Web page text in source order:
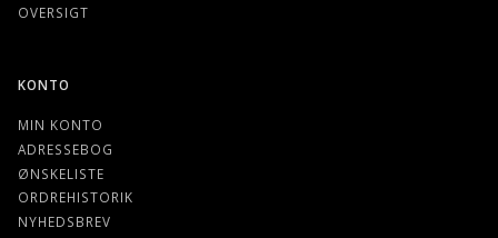
OVERSIGT
KONTO
MIN KONTO
ADRESSEBOG
ØNSKELISTE
ORDREHISTORIK
NYHEDSBREV